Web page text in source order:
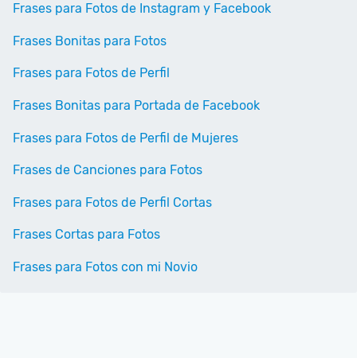
Frases para Fotos de Instagram y Facebook
Frases Bonitas para Fotos
Frases para Fotos de Perfil
Frases Bonitas para Portada de Facebook
Frases para Fotos de Perfil de Mujeres
Frases de Canciones para Fotos
Frases para Fotos de Perfil Cortas
Frases Cortas para Fotos
Frases para Fotos con mi Novio